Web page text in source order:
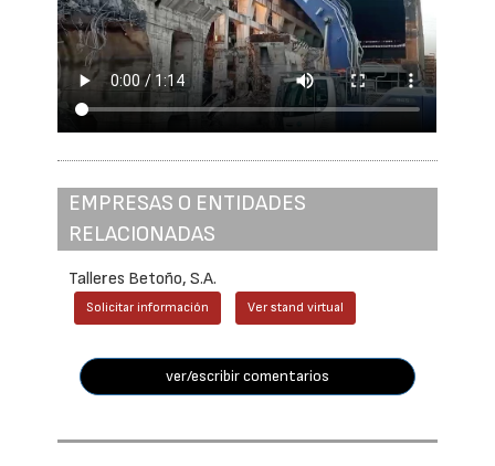
EMPRESAS O ENTIDADES
RELACIONADAS
Talleres Betoño, S.A.
Solicitar información Ver stand virtual
ver/escribir comentarios